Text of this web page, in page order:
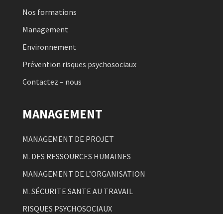
Nos formations
Management
Environnement
Prévention risques psychosociaux
Contactez – nous
MANAGEMENT
MANAGEMENT DE PROJET
M. DES RESSOURCES HUMAINES
MANAGEMENT DE L’ORGANISATION
M. SÉCURITE SANTE AU TRAVAIL
RISQUES PSYCHOSOCIAUX